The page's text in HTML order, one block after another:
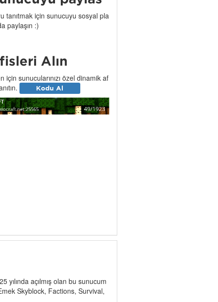
tanıtmak için sunucuyu sosyal pla
paylaşın :)
Alın
için sunucularınızı özel dinamik af
Kodu Al
açılmış olan bu sunucum
Skyblock, Factions, Survival,